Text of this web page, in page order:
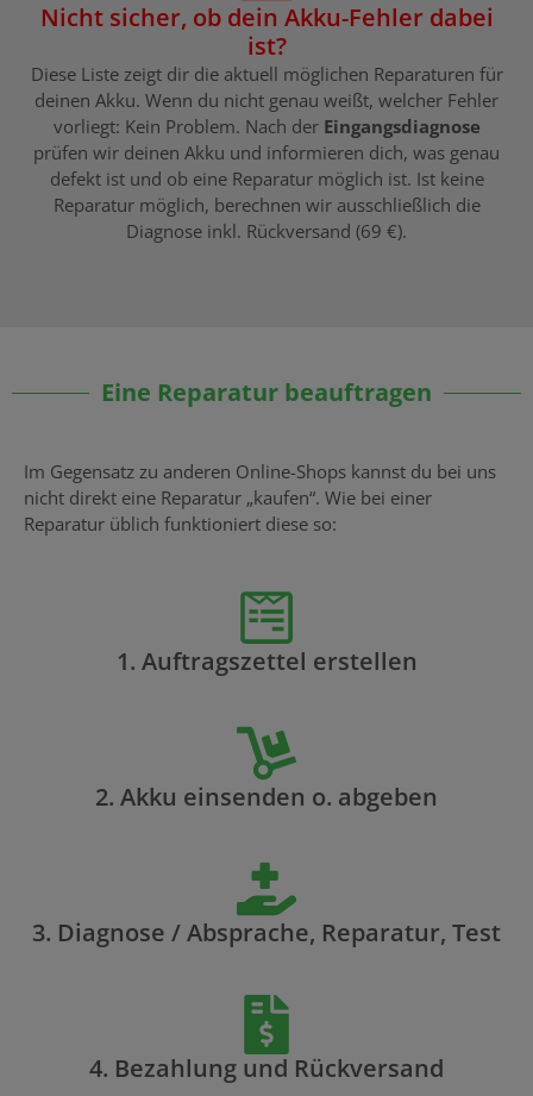
Nicht sicher, ob dein Akku-Fehler dabei
ist?
Diese Liste zeigt dir die aktuell möglichen Reparaturen für
deinen Akku. Wenn du nicht genau weißt, welcher Fehler
vorliegt: Kein Problem. Nach der Eingangsdiagnose
prüfen wir deinen Akku und informieren dich, was genau
defekt ist und ob eine Reparatur möglich ist. Ist keine
Reparatur möglich, berechnen wir ausschließlich die
Diagnose inkl. Rückversand (69 €).
Eine Reparatur beauftragen
Im Gegensatz zu anderen Online-Shops kannst du bei uns
nicht direkt eine Reparatur „kaufen“. Wie bei einer
Reparatur üblich funktioniert diese so:
1. Auftragszettel erstellen
2. Akku einsenden o. abgeben
3. Diagnose / Absprache, Reparatur, Test
4. Bezahlung und Rückversand